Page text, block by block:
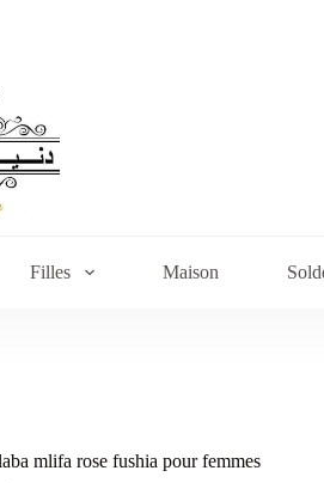
Filles Maison
mlifa rose fushia pour femmes